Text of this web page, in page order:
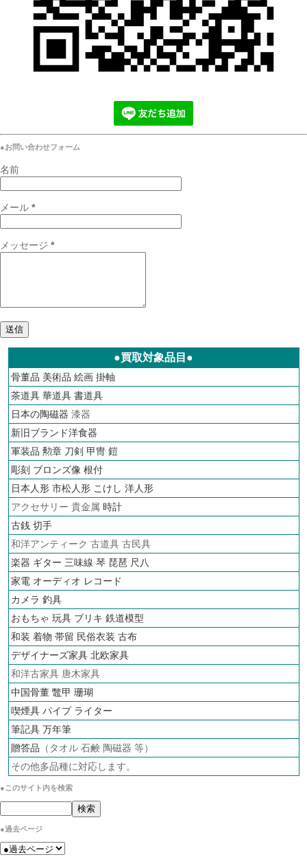
●お問い合わせフォーム
名前
メール *
メッセージ *
●買取対象品目●
骨董品 美術品 絵画 掛軸
茶道具 華道具 書道具
日本の陶磁器 漆器
新旧ブランド洋食器
軍装品 勲章 刀剣 甲冑 鎧
彫刻 ブロンズ像 根付
日本人形 市松人形 こけし 洋人形
アクセサリー 貴金属 時計
古銭 切手
和洋アンティーク 古道具 古民具
楽器 ギター 三味線 琴 琵琶 尺八
家電 オーディオ レコード
カメラ 釣具
おもちゃ 玩具 ブリキ 鉄道模型
和装 着物 帯留 民俗衣装 古布
デザイナーズ家具 北欧家具
和洋古家具 唐木家具
中国骨董 鼈甲 珊瑚
喫煙具 パイプ ライター
筆記具 万年筆
贈答品 （タオル 石鹸 陶磁器 等）
その他多品種に対応します。
●このサイト内を検索
●過去ページ